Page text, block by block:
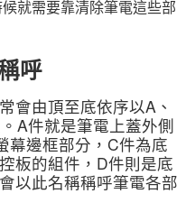
就需要靠清除筆電這些部
呼
會由頂至底依序以A、
A件就是筆電上蓋外側
幕邊框部分，C件為底
板的組件，D件則是底
以此名稱稱呼筆電各部